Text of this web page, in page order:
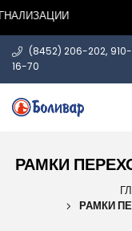
(8452) 206-202,
16-70
РАМКИ
РАМКИ